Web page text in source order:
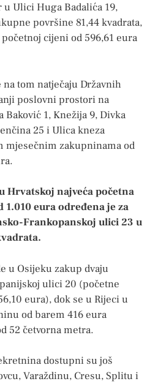
Ulici Huga Badalića 19,
površine 81,44 kvadrata,
cijeni od 596,61 eura
tom natječaju Državnih
poslovni prostori na
Baković 1, Knežija 9, Divka
25 i Ulica kneza
mjesečnim zakupninama od
Hrvatskoj najveća početna
eura određena je za
Frankopanskoj ulici 23 u
u Osijeku zakup dvaju
ulici 20 (početne
eura), dok se u Rijeci u
od barem 416 eura
52 četvorna metra.
dostupni su još
Varaždinu, Cresu, Splitu i